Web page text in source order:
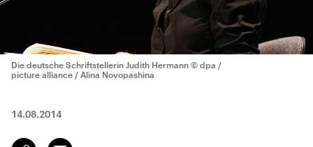
Die deutsche Schriftstellerin Judith Hermann © dpa /
picture alliance / Alina Novopashina
14.08.2014